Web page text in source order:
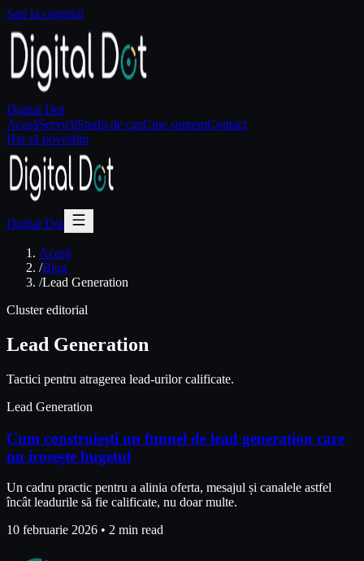
Sari la conținut
Digital Dot
AcasăServiciiStudii de cazCine suntemContact
Hai să povestim
Digital Dot
Acasă
/Blog
/Lead Generation
Cluster editorial
Lead Generation
Tactici pentru atragerea lead-urilor calificate.
Lead Generation
Cum construiești un funnel de lead generation care
nu irosește bugetul
Un cadru practic pentru a alinia oferta, mesajul și canalele astfel
încât leadurile să fie calificate, nu doar multe.
10 februarie 2026 • 2 min read